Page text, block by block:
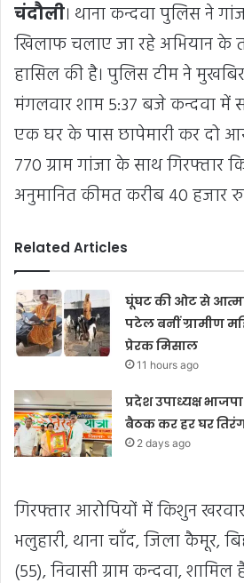
चंदौली। थाना कन्दवा पुलिस ने
खिलाफ चलाए जा रहे अभियान के
हासिल की है। पुलिस टीम ने
मंगलवार शाम 5:37 बजे कन्दवा में
एक घर के पास छापेमारी कर दो
770 ग्राम गांजा के साथ गिरफ्तार
अनुमानित कीमत करीब 40 हजार
Related Articles
घूंघट की ओट से
पटेल बनीं ग्रामीण
प्रेरक मिसाल
11 hours ago
प्रदेश उपाध्यक्ष
बैठक कर हर घर
2 days ago
गिरफ्तार आरोपियों में किशुन
भलुहारी, थाना चाँद, जिला कैमूर,
(55), निवासी ग्राम कन्दवा,